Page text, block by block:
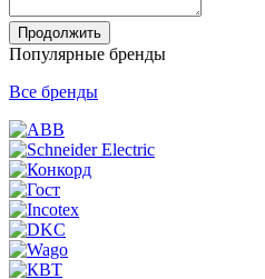
Продолжить
Популярные бренды
Все бренды